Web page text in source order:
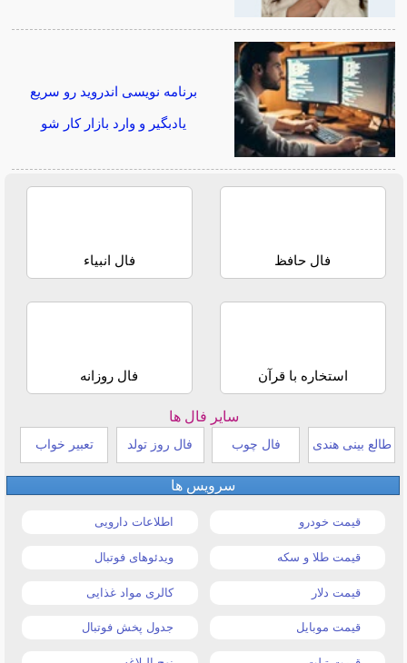
برنامه نویسی اندروید رو سریع
یادبگیر و وارد بازار کار شو
فال حافظ فال انبیاء
استخاره با قرآن فال روزانه
سایر فال ها
طالع بینی هندی فال چوب فال روز تولد تعبیر خواب
سرویس ها
قیمت خودرو اطلاعات دارویی
قیمت طلا و سکه ویدئوهای فوتبال
قیمت دلار کالری مواد غذایی
قیمت موبایل جدول پخش فوتبال